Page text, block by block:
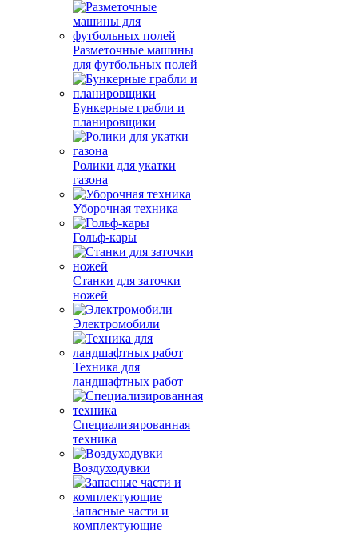
Разметочные машины
для футбольных полей
Бункерные грабли и
планировщики
Ролики для укатки
газона
Уборочная техника
Гольф-кары
Станки для заточки
ножей
Электромобили
Техника для
ландшафтных работ
Специализированная
техника
Воздуходувки
Запасные части и
комплектующие